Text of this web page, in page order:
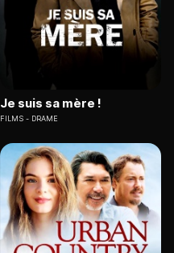
Je suis sa mère !
FILMS DRAME